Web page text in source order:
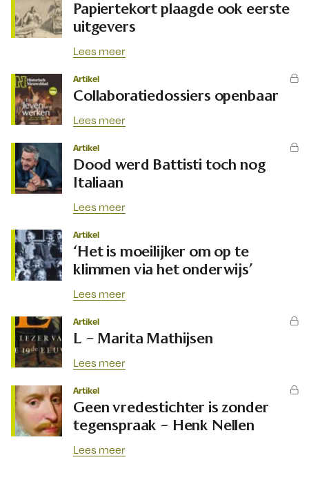
Papiertekort plaagde ook eerste
uitgevers
Lees meer
Artikel
Collaboratiedossiers openbaar
Lees meer
Artikel
Dood werd Battisti toch nog
Italiaan
Lees meer
Artikel
‘Het is moeilijker om op te
klimmen via het onderwijs’
Lees meer
Artikel
L – Marita Mathijsen
Lees meer
Artikel
Geen vredestichter is zonder
tegenspraak – Henk Nellen
Lees meer